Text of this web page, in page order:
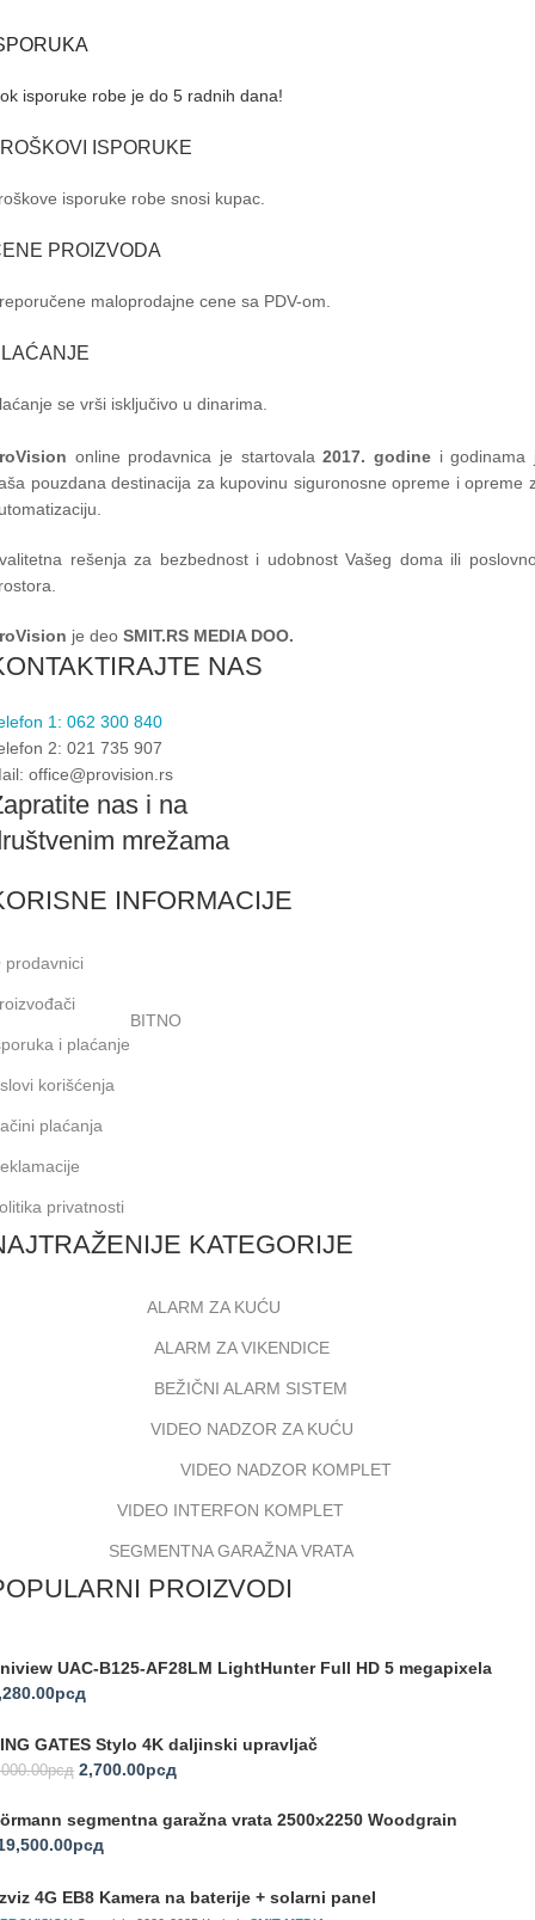
isporuke robe je do 5 radnih dana!
ISPORUKE
isporuke robe snosi kupac.
PROIZVODA
maloprodajne cene sa PDV-om.
se vrši isključivo u dinarima.
online prodavnica je startovala2017. godine i godinama
pouzdana destinacija za kupovinu siguronosne opreme i opreme
rešenja za bezbednost i udobnost Vašeg doma ili
je deo SMIT.RS MEDIA DOO.
NAS
1: 062 300 840
2: 021 735 907
office@provision.rs
nas i na
mrežama
INFORMACIJE
prodavnici
i plaćanje
BITNO
korišćenja
plaćanja
privatnosti
KATEGORIJE
ALARM ZA KUĆU
ALARM ZA VIKENDICE
BEŽIČNI ALARM SISTEM
VIDEO NADZOR ZA KUĆU
VIDEO NADZOR KOMPLET
VIDEO INTERFON KOMPLET
SEGMENTNA GARAŽNA VRATA
PROIZVODI
UAC-B125-AF28LM LightHunter Full HD 5 megapixela
рсд
GATES Stylo 4K daljinski upravljač
рсд 2,700.00рсд
segmentna garažna vrata 2500x2250 Woodgrain
рсд
4G EB8 Kamera na baterije + solarni panel